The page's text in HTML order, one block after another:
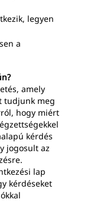
legyen
a
amely
tudjunk meg
hogy miért
kérdés
jogosult az
lap
kérdéseket